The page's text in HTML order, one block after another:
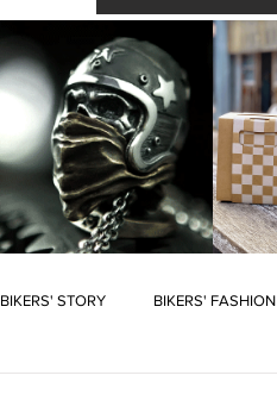
BIKERS' STORY BIKERS' FASHION